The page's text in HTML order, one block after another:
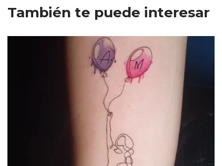
También te puede interesar